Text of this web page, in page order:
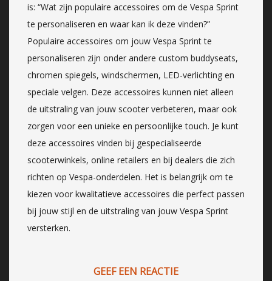
is: “Wat zijn populaire accessoires om de Vespa Sprint
te personaliseren en waar kan ik deze vinden?”
Populaire accessoires om jouw Vespa Sprint te
personaliseren zijn onder andere custom buddyseats,
chromen spiegels, windschermen, LED-verlichting en
speciale velgen. Deze accessoires kunnen niet alleen
de uitstraling van jouw scooter verbeteren, maar ook
zorgen voor een unieke en persoonlijke touch. Je kunt
deze accessoires vinden bij gespecialiseerde
scooterwinkels, online retailers en bij dealers die zich
richten op Vespa-onderdelen. Het is belangrijk om te
kiezen voor kwalitatieve accessoires die perfect passen
bij jouw stijl en de uitstraling van jouw Vespa Sprint
versterken.
GEEF EEN REACTIE